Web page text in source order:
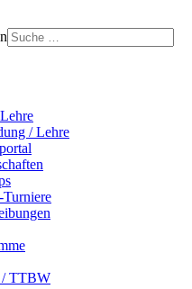
/ Lehre
/ TTBW